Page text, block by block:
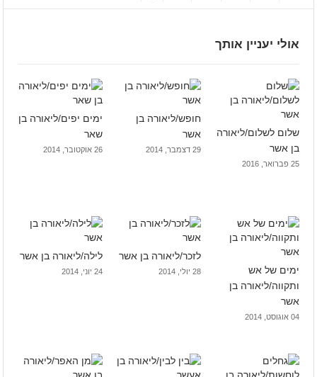
אולי יעניין אותך
שלום לשלום/ליאורה
בן אשר
25 פברואר, 2016
חופש/ליאורה בן
אשר
29 דצמבר, 2014
ימים יפים/ליאורה בן
שאר
26 אוקטובר, 2014
ימים של אש
ותקווה/ליאורה בן
אשר
04 אוגוסט, 2014
לזכר/ליאורה בן אשר
28 יולי, 2014
לילה/ליאורה בן אשר
24 יוני, 2014